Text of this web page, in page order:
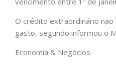
O crédito extraordinário
gasto, segundo informou o
Economia & Negócios